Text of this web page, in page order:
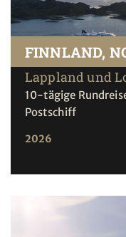
FINNLAND,
Lappland und
10-tägige
Postschiff
2026